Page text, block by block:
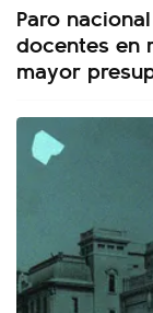
Paro
docentes en
mayor